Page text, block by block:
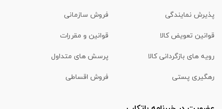
پذیرش نمایندگی فروش سازمانی
قوانین تعویض کالا قوانین و مقررات
رویه های بازگردانی کالا پرسش های متداول
رهگیری پستی فروش اقساطی